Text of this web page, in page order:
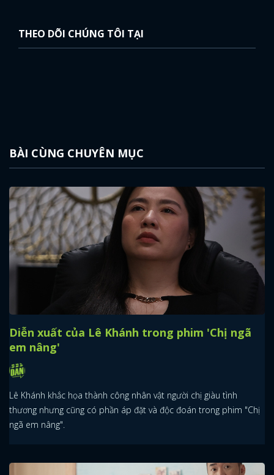
THEO DÕI CHÚNG TÔI TẠI
BÀI CÙNG CHUYÊN MỤC
Diễn xuất của Lê Khánh trong phim 'Chị ngã
em nâng'
Lê Khánh khắc họa thành công nhân vật người chị giàu tình
thương nhưng cũng có phần áp đặt và độc đoán trong phim "Chị
ngã em nâng".